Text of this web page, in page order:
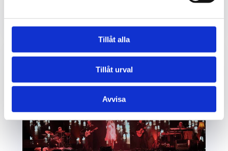
Tillåt alla
Tillåt urval
Avvisa